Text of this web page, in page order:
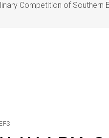
Competition of Southern